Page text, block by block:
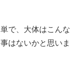
で、大体はこんな
はないかと思いま